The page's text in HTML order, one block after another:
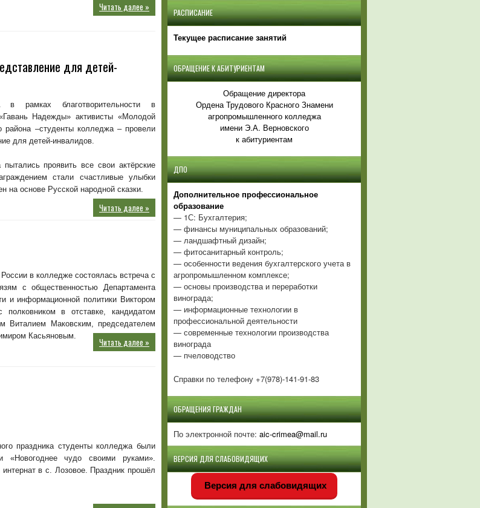
Читать далее »
для детей-
в рамках благотворительности в
Надежды» активисты «Молодой
района –студенты колледжа – провели
для детей-инвалидов.
проявить все свои актёрские
стали счастливые улыбки
на основе Русской народной сказки.
Читать далее »
в колледже состоялась встреча с
с общественностью Департамента
и информационной политики Виктором
в отставке, кандидатом
Виталием Маковским, председателем
Касьяновым.
Читать далее »
праздника студенты колледжа были
«Новогоднее чудо своими руками».
в с. Лозовое. Праздник прошёл
РАСПИСАНИЕ
Текущее расписание занятий
ОБРАЩЕНИЕ К АБИТУРИЕНТАМ
Обращение директора
Ордена Трудового Красного Знамени
агропромышленного колледжа
имени Э.А. Верновского
к абитуриентам
ДПО
Дополнительное профессиональное
образование
— 1С: Бухгалтерия;
— финансы муниципальных образований;
— ландшафтный дизайн;
— фитосанитарный контроль;
— особенности ведения бухгалтерского учета в
агропромышленном комплексе;
— основы производства и переработки
винограда;
— информационные технологии в
профессиональной деятельности
— современные технологии производства
винограда
— пчеловодство
Справки по телефону +7(978)-141-91-83
ОБРАЩЕНИЯ ГРАЖДАН
По электронной почте: aic-crimea@mail.ru
ВЕРСИЯ ДЛЯ СЛАБОВИДЯЩИХ
Версия для слабовидящих